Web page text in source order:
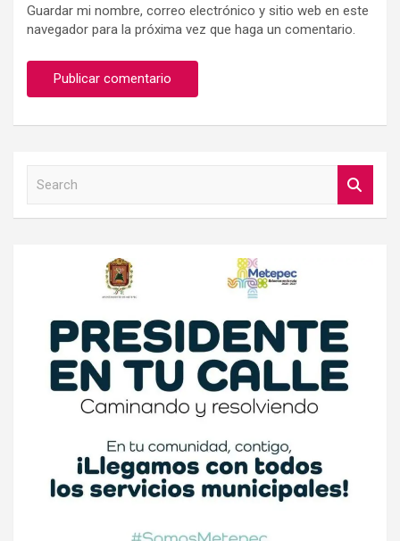
Guardar mi nombre, correo electrónico y sitio web en este
navegador para la próxima vez que haga un comentario.